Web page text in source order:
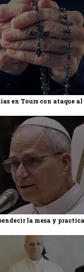
en Tours con ataque
la mesa y